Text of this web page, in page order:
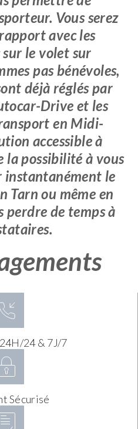
Vous serez
avec les
le volet sur
pas bénévoles,
déjà réglés par
Drive et les
en Midi-
accessible à
la possibilité à vous
instantanément le
Tarn ou même en
perdre de temps à
24 & 7J/7
Sécurisé